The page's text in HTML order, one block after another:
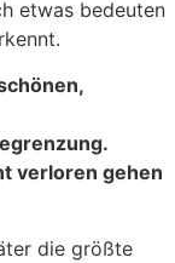
etwas bedeuten
verloren gehen
die größte